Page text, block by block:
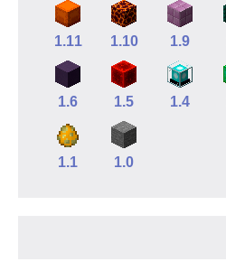
1.11 1.10 1.9
1.6 1.5 1.4
1.1 1.0